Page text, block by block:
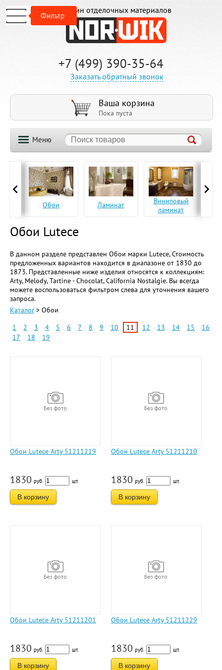
Магазин отделочных материалов
+7 (499) 390-35-64
Заказать обратный звонок
Ваша корзина
Пока пуста
Меню
Обои Ламинат
Виниловый
ламинат
Фильтр
Обои Lutece
В данном разделе представлен Обои марки Lutece, Стоимость
предложенных вариантов находится в диапазоне от 1830 до
1873. Представленные ниже изделия относятся к коллекциям:
Arty, Melody, Tartine - Chocolat, California Nostalgie. Вы всегда
можете воспользоваться фильтром слева для уточнения вашего
запроса.
Каталог> Обои
1
2 3 4 5 6 7 8 9 10 11 12 13 14 15
16
17
18 19
Обои Lutece Arty 51211219
1830 руб. шт.
В корзину
Обои Lutece Arty 51211210
1830 руб. шт.
В корзину
Обои Lutece Arty 51211201
1830 руб. шт.
В корзину
Обои Lutece Arty 51211229
1830 руб. шт.
В корзину